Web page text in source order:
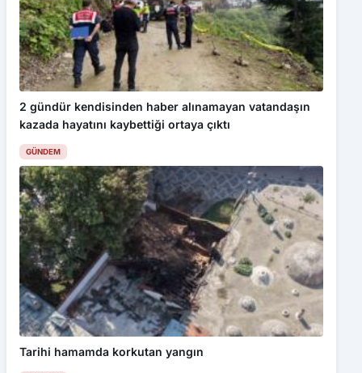
2 gündür kendisinden haber alınamayan vatandaşın
kazada hayatını kaybettiği ortaya çıktı
GÜNDEM
Tarihi hamamda korkutan yangın